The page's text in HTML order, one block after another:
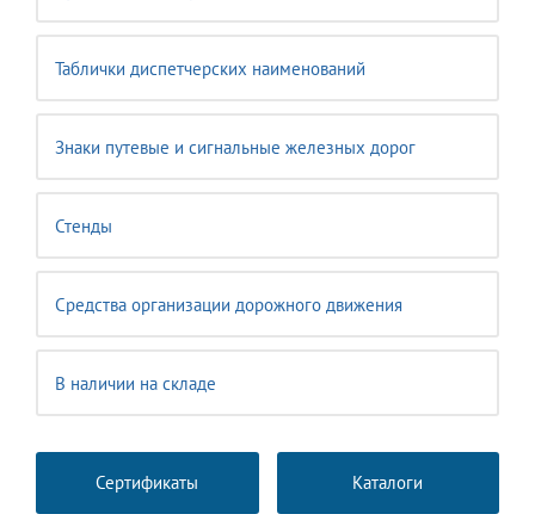
Таблички диспетчерских наименований
Знаки путевые и сигнальные железных дорог
Стенды
Средства организации дорожного движения
В наличии на складе
Сертификаты Каталоги